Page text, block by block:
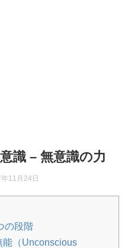
識 – 無意識の力
11月24日
の段階
能（Unconscious